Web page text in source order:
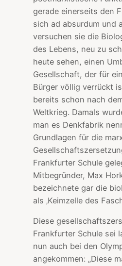
gerade einerseits den
sich ad absurdum und
versuchen sie die
des Lebens, neu zu
heute sehen, einen
Gesellschaft, der für
Bürger völlig verrückt
bereits schon nach
Weltkrieg. Damals
man es Denkfabrik
Grundlagen für die
Frankfurter Schule
Mitbegründer, Max
bezeichnete gar die
als ‚Keimzelle des
Diese
Frankfurter Schule sei
nun auch bei den
angekommen: „Diese